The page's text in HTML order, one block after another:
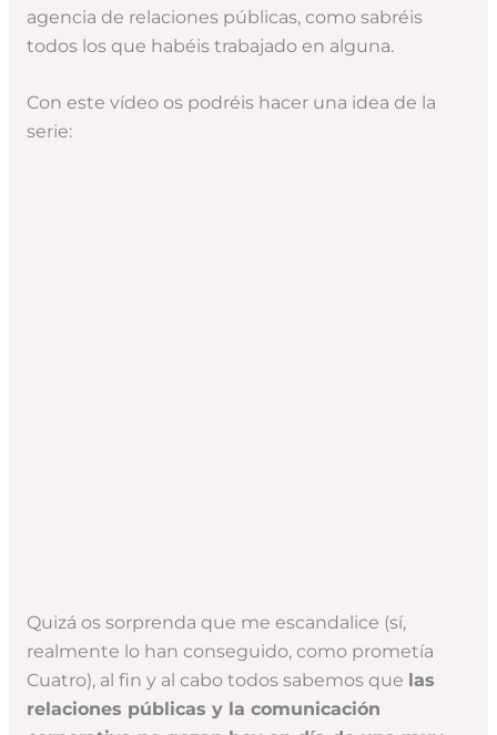
agencia de relaciones públicas, como sabréis
todos los que habéis trabajado en alguna.
Con este vídeo os podréis hacer una idea de la
serie:
Quizá os sorprenda que me escandalice (sí,
realmente lo han conseguido, como prometía
Cuatro), al fin y al cabo todos sabemos que las
relaciones públicas y la comunicación